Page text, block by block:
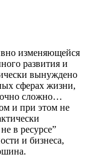
изменяющейся
развития и
вынуждено
сферах жизни,
сложно…
и при этом не
в ресурсе”
и бизнеса,